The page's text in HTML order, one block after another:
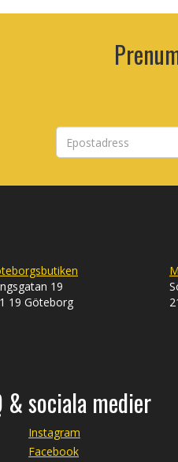
19
19 Göteborg
& sociala medier
Instagram
Facebook